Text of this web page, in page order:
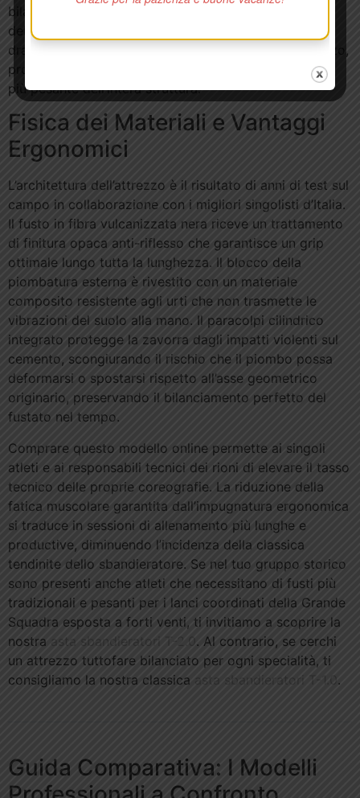
bilanciamento arretrato fa sì che il fusto risenta meno
delle raffiche di vento laterali. L’aria che spinge sul
drappo non riesce a destabilizzare la base dell’attrezzo,
proprio perché la mano stringe direttamente il nucleo
più pesante dell’intera struttura.
Fisica dei Materiali e Vantaggi
Ergonomici
L’architettura dell’attrezzo è il risultato di anni di test sul
campo in collaborazione con i migliori singolisti d’Italia.
Il fusto in fibra vulcanizzata nera riceve un trattamento
di finitura opaca anti-riflesso che garantisce un grip
ottimale lungo tutta la lunghezza. Il blocco della
piombatura esterna è rivestito con un materiale
composito resistente agli urti che non trasmette le
vibrazioni del suolo alla mano. Il paracolpi cilindrico
integrato protegge la zavorra dagli impatti violenti sul
cemento, scongiurando il rischio che il piombo possa
deformarsi o spostarsi rispetto all’asse geometrico
originario, preservando il bilanciamento perfetto del
fustato nel tempo.
Comprare questo modello online permette ai singoli
atleti e ai responsabili tecnici dei rioni di elevare il tasso
tecnico delle proprie coreografie. La riduzione della
fatica muscolare garantita dall’impugnatura ergonomica
si traduce in sessioni di allenamento più lunghe e
productive, diminuendo l’incidenza della classica
tendinite dello sbandieratore. Se nel tuo gruppo storico
sono presenti anche atleti che necessitano di fusti più
tradizionali e pesanti per i lanci coordinati della Grande
Squadra esposta a forti venti, ti invitiamo a scoprire la
nostra asta sbandieratori T-2.0. Al contrario, se cerchi
un attrezzo tuttofare bilanciato per ogni specialità, ti
consigliamo la nostra classica asta sbandieratori T-1.0.
Guida Comparativa: I Modelli